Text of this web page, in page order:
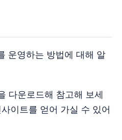
운영하는 방법에 대해 알
다운로드해 참고해 보세
이트를 얻어 가실 수 있어